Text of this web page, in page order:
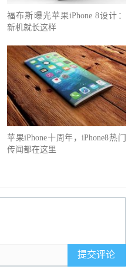
福布斯曝光苹果iPhone 8设计：
新机就长这样
苹果iPhone十周年，iPhone8热门
传闻都在这里
提交评论